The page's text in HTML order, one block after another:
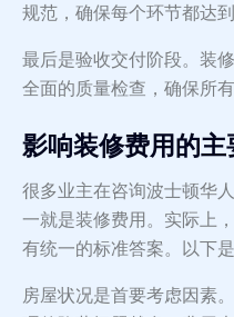
规范，确保每个环节都达到
最后是验收交付阶段。装
全面的质量检查，确保所
影响装修费用的主
很多业主在咨询波士顿华
一就是装修费用。实际上
有统一的标准答案。以下
房屋状况是首要考虑因素